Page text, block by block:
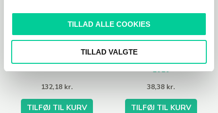
TILLAD ALLE COOKIES
TILLAD VALGTE
Action/Adventure
Knockout City
132,18 kr.
TILFØJ TIL KURV
Action/Adventure
Pro Cycling Manager
2020
38,38 kr.
TILFØJ TIL KURV